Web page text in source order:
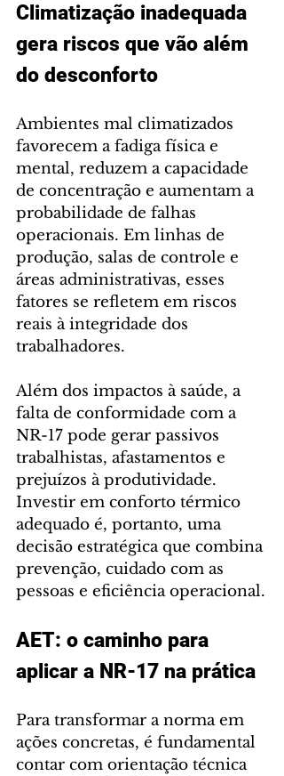
Climatização inadequada
gera riscos que vão além
do desconforto
Ambientes mal climatizados
favorecem a fadiga física e
mental, reduzem a capacidade
de concentração e aumentam a
probabilidade de falhas
operacionais. Em linhas de
produção, salas de controle e
áreas administrativas, esses
fatores se refletem em riscos
reais à integridade dos
trabalhadores.
Além dos impactos à saúde, a
falta de conformidade com a
NR-17 pode gerar passivos
trabalhistas, afastamentos e
prejuízos à produtividade.
Investir em conforto térmico
adequado é, portanto, uma
decisão estratégica que combina
prevenção, cuidado com as
pessoas e eficiência operacional.
AET: o caminho para
aplicar a NR-17 na prática
Para transformar a norma em
ações concretas, é fundamental
contar com orientação técnica